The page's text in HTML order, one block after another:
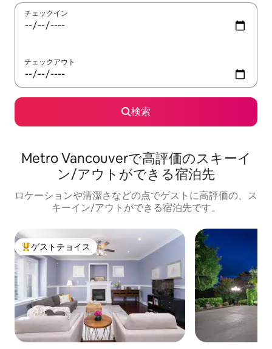
チェックイン
チェックアウト
検索
Metro Vancouverで高評価のスキーイ
ン/アウトができる宿泊先
ロケーションや清潔さなどの点でゲストに高評価の、ス
キーイン/アウトができる宿泊先です。
大好評のゲストチョイスです。
ゲストチョイス